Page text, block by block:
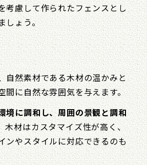
考慮して作られたフェンスとし
しょう。
自然素材である木材の温かみと
間に自然な雰囲気を与えます。
境に調和し、周囲の景観と調和
木材はカスタマイズ性が高く、
ンやスタイルに対応できるのも